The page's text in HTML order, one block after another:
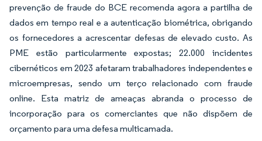
prevenção de fraude do BCE recomenda agora a partilha de
dados em tempo real e a autenticação biométrica, obrigando
os fornecedores a acrescentar defesas de elevado custo. As
PME estão particularmente expostas; 22.000 incidentes
cibernéticos em 2023 afetaram trabalhadores independentes e
microempresas, sendo um terço relacionado com fraude
online. Esta matriz de ameaças abranda o processo de
incorporação para os comerciantes que não dispõem de
orçamento para uma defesa multicamada.